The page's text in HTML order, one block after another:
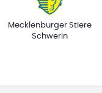
Mecklenburger Stiere
Schwerin